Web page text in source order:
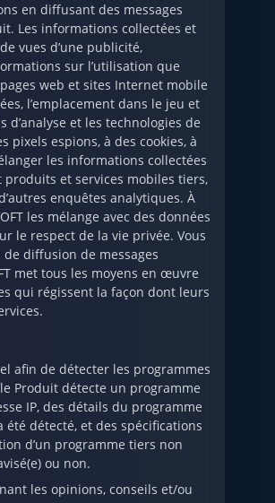
en diffusant des messages
Les informations collectées et
vues d’une publicité,
sur l’utilisation que
web et sites Internet mobile
l’emplacement dans le jeu et
et les technologies de
espions, à des cookies, à
les informations collectées
produits et services mobiles tiers,
enquêtes analytiques. À
les mélange avec des données
le respect de la vie privée. Vous
diffusion de messages
met tous les moyens en œuvre
qui régissent la façon dont leurs
afin de détecter les programmes
Produit détecte un programme
IP, des détails du programme
détecté, et des spécifications
d’un programme tiers non
ou non.
les opinions, conseils et/ou